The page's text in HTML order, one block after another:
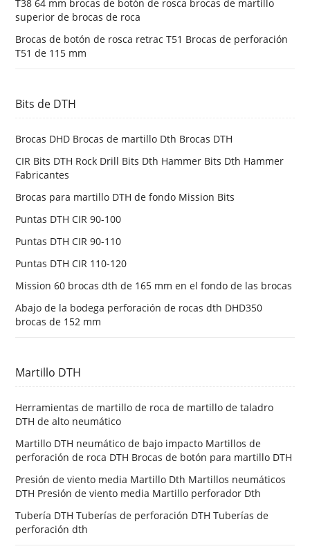
T38 64 mm brocas de botón de rosca brocas de martillo
superior de brocas de roca
Brocas de botón de rosca retrac T51 Brocas de perforación
T51 de 115 mm
Bits de DTH
Brocas DHD Brocas de martillo Dth Brocas DTH
CIR Bits DTH Rock Drill Bits Dth Hammer Bits Dth Hammer
Fabricantes
Brocas para martillo DTH de fondo Mission Bits
Puntas DTH CIR 90-100
Puntas DTH CIR 90-110
Puntas DTH CIR 110-120
Mission 60 brocas dth de 165 mm en el fondo de las brocas
Abajo de la bodega perforación de rocas dth DHD350
brocas de 152 mm
Martillo DTH
Herramientas de martillo de roca de martillo de taladro
DTH de alto neumático
Martillo DTH neumático de bajo impacto Martillos de
perforación de roca DTH Brocas de botón para martillo DTH
Presión de viento media Martillo Dth Martillos neumáticos
DTH Presión de viento media Martillo perforador Dth
Tubería DTH Tuberías de perforación DTH Tuberías de
perforación dth